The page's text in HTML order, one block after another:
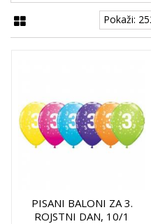
PISANI BALONI ZA 3.
ROJSTNI DAN, 10/1